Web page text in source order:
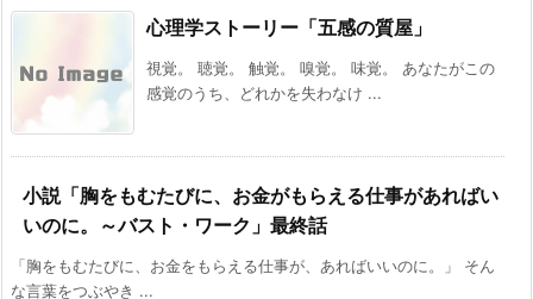
心理学ストーリー「五感の質屋」
視覚。 聴覚。 触覚。 嗅覚。 味覚。 あなたがこの
感覚のうち、どれかを失わなけ ...
小説「胸をもむたびに、お金がもらえる仕事があればい
いのに。～バスト・ワーク」最終話
「胸をもむたびに、お金をもらえる仕事が、あればいいのに。」 そん
な言葉をつぶやき ...